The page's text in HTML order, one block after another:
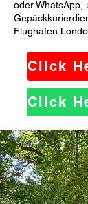
oder WhatsApp,
Flughafen